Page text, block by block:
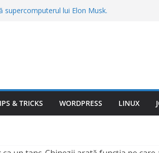
supercomputerul lui Elon Musk.
de specialiști
calcul streamingul gratuit. Reclamele
înainte de plecare: „Am plătit 3.540
& TRICKS WORDPRESS LINUX